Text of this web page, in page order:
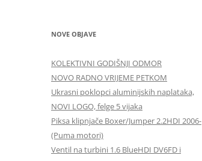
NOVE OBJAVE
KOLEKTIVNI GODIŠNJI ODMOR
NOVO RADNO VRIJEME PETKOM
Ukrasni poklopci aluminijskih naplataka,
NOVI LOGO, felge 5 vijaka
Piksa klipnjače Boxer/Jumper 2.2HDI 2006-
(Puma motori)
Ventil na turbini 1.6 BlueHDI DV6FD i